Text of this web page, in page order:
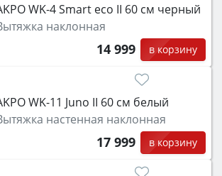
WK-4 Smart eco II 60 см черный
наклонная
14 999 в корзину
WK-11 Juno II 60 см белый
настенная наклонная
17 999 в корзину